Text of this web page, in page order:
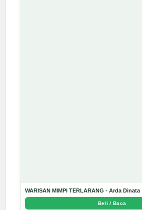
WARISAN MIMPI TERLARANG - Arda Dinata
Beli / Baca